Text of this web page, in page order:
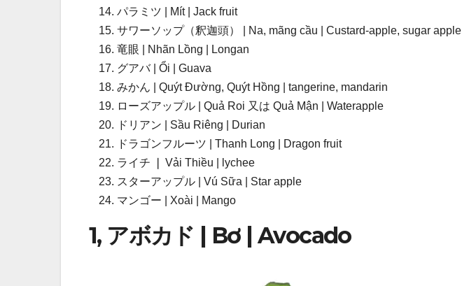
パラミツ | Mít | Jack fruit
サワーソップ（釈迦頭） | Na, mãng cầu | Custard-apple, sugar apple
竜眼 | Nhãn Lồng | Longan
グアバ | Ổi | Guava
みかん | Quýt Đường, Quýt Hồng | tangerine, mandarin
ローズアップル | Quả Roi 又は Quả Mận | Waterapple
ドリアン | Sầu Riêng | Durian
ドラゴンフルーツ | Thanh Long | Dragon fruit
ライチ ❘ Vải Thiều | lychee
スターアップル | Vú Sữa | Star apple
マンゴー | Xoài | Mango
1, アボカド | Bơ | Avocado